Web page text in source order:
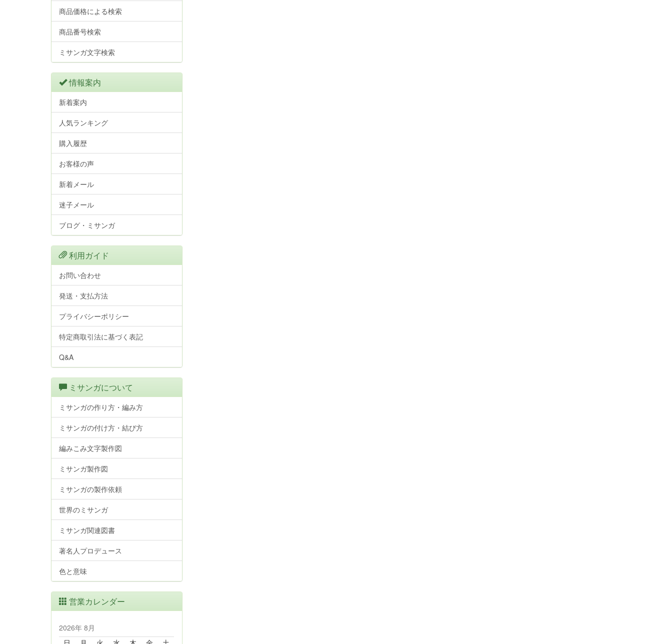
商品価格による検索
商品番号検索
ミサンガ文字検索
情報案内
新着案内
人気ランキング
購入履歴
お客様の声
新着メール
迷子メール
ブログ・ミサンガ
利用ガイド
お問い合わせ
発送・支払方法
プライバシーポリシー
特定商取引法に基づく表記
Q&A
ミサンガについて
ミサンガの作り方・編み方
ミサンガの付け方・結び方
編みこみ文字製作図
ミサンガ製作図
ミサンガの製作依頼
世界のミサンガ
ミサンガ関連図書
著名人プロデュース
色と意味
営業カレンダー
2026年 8月